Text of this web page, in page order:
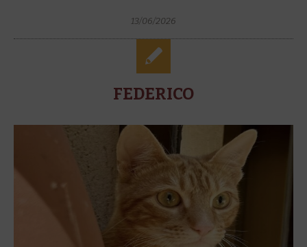
13/06/2026
FEDERICO